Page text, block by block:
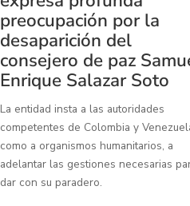
preocupación por la
desaparición del
consejero de paz
Enrique Salazar Soto
La entidad insta a las autoridades
competentes de Colombia y
como a organismos humanitarios, a
adelantar las gestiones necesarias
dar con su paradero.